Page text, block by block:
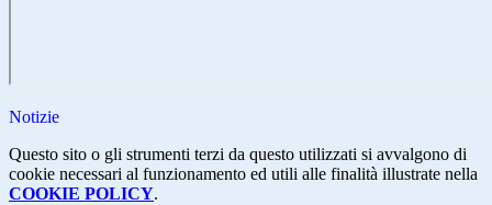
Notizie
Questo sito o gli strumenti terzi da questo utilizzati si avvalgono di
cookie necessari al funzionamento ed utili alle finalità illustrate nella
COOKIE POLICY.